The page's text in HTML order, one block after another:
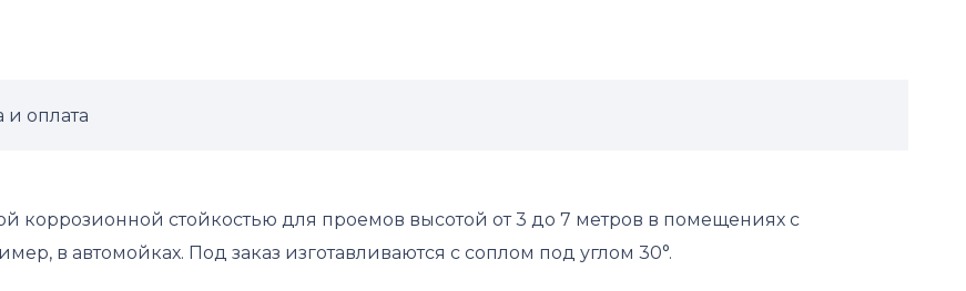
и оплата
коррозионной стойкостью для проемов высотой от 3 до 7 метров в помещениях с
в автомойках. Под заказ изготавливаются с соплом под углом 30°.